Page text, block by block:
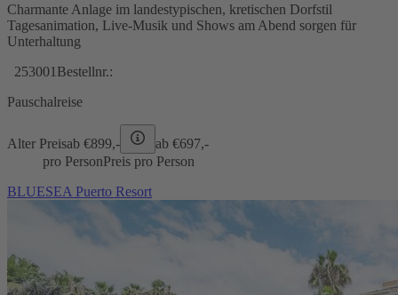
Charmante Anlage im landestypischen, kretischen Dorfstil
Tagesanimation, Live-Musik und Shows am Abend sorgen für
Unterhaltung
253001 Bestellnr.:
Pauschalreise
Alter Preisab €899,- ab €697,-
pro PersonPreis pro Person
BLUESEA Puerto Resort